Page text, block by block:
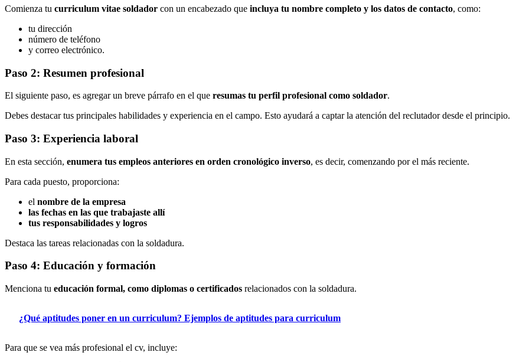
Comienza tu curriculum vitae soldador con un encabezado que incluya tu nombre completo y los datos de contacto, como:
tu dirección
número de teléfono
y correo electrónico.
Paso 2: Resumen profesional
El siguiente paso, es agregar un breve párrafo en el que resumas tu perfil profesional como soldador.
Debes destacar tus principales habilidades y experiencia en el campo. Esto ayudará a captar la atención del reclutador desde el principio.
Paso 3: Experiencia laboral
En esta sección, enumera tus empleos anteriores en orden cronológico inverso, es decir, comenzando por el más reciente.
Para cada puesto, proporciona:
el nombre de la empresa
las fechas en las que trabajaste allí
tus responsabilidades y logros
Destaca las tareas relacionadas con la soldadura.
Paso 4: Educación y formación
Menciona tu educación formal, como diplomas o certificados relacionados con la soldadura.
¿Qué aptitudes poner en un curriculum? Ejemplos de aptitudes para curriculum
Para que se vea más profesional el cv, incluye: